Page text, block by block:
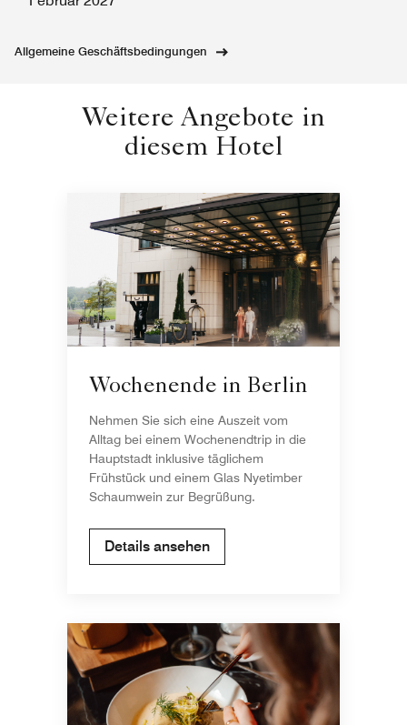
Allgemeine Geschäftsbedingungen
Weitere Angebote in
diesem Hotel
Wochenende in Berlin
Nehmen Sie sich eine Auszeit vom
Alltag bei einem Wochenendtrip in die
Hauptstadt inklusive täglichem
Frühstück und einem Glas Nyetimber
Schaumwein zur Begrüßung.
Details ansehen